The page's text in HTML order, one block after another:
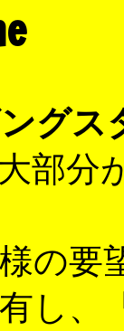
グス
部分
の要
し、